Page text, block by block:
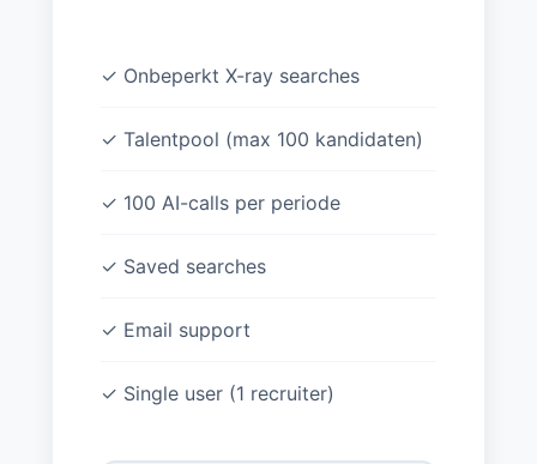
✓ Onbeperkt X-ray searches
✓ Talentpool (max 100 kandidaten)
✓ 100 AI-calls per periode
✓ Saved searches
✓ Email support
✓ Single user (1 recruiter)